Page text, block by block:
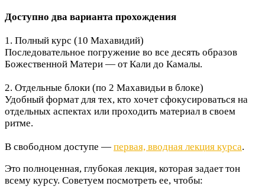
Доступно два варианта прохождения
1. Полный курс (10 Махавидий)
Последовательное погружение во все десять образов
Божественной Матери — от Кали до Камалы.
2. Отдельные блоки (по 2 Махавидьи в блоке)
Удобный формат для тех, кто хочет сфокусироваться на
отдельных аспектах или проходить материал в своем
ритме.
В свободном доступе — первая, вводная лекция курса.
Это полноценная, глубокая лекция, которая задает тон
всему курсу. Советуем посмотреть ее, чтобы: